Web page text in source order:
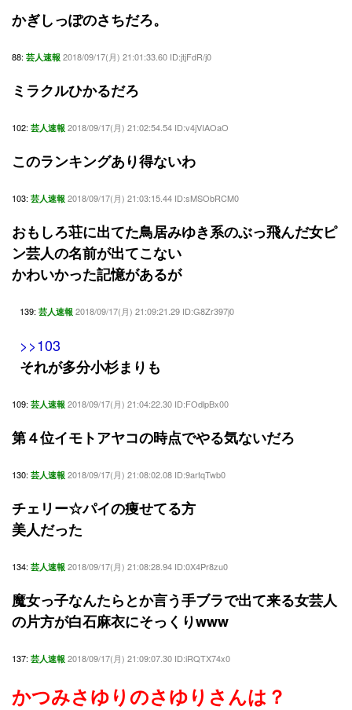
かぎしっぽのさちだろ。
88: 芸人速報 2018/09/17(月) 21:01:33.60 ID:jtjFdR/j0
ミラクルひかるだろ
102: 芸人速報 2018/09/17(月) 21:02:54.54 ID:v4jVIAOaO
このランキングあり得ないわ
103: 芸人速報 2018/09/17(月) 21:03:15.44 ID:sMSObRCM0
おもしろ荘に出てた鳥居みゆき系のぶっ飛んだ女ピ
ン芸人の名前が出てこない
かわいかった記憶があるが
139: 芸人速報 2018/09/17(月) 21:09:21.29 ID:G8Zr397j0
>>103
それが多分小杉まりも
109: 芸人速報 2018/09/17(月) 21:04:22.30 ID:FOdlpBx00
第４位イモトアヤコの時点でやる気ないだろ
130: 芸人速報 2018/09/17(月) 21:08:02.08 ID:9artqTwb0
チェリー☆パイの痩せてる方
美人だった
134: 芸人速報 2018/09/17(月) 21:08:28.94 ID:0X4Pr8zu0
魔女っ子なんたらとか言う手ブラで出て来る女芸人
の片方が白石麻衣にそっくりwww
137: 芸人速報 2018/09/17(月) 21:09:07.30 ID:iRQTX74x0
かつみさゆりのさゆりさんは？